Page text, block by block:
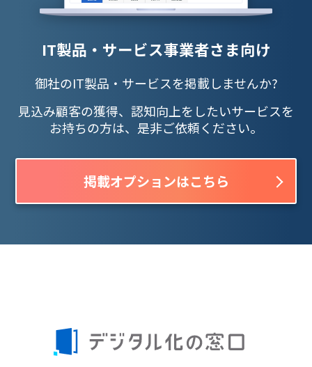
IT製品・サービス事業者さま向け
御社のIT製品・サービスを掲載しませんか?
見込み顧客の獲得、認知向上をしたいサービスを
お持ちの方は、是非ご依頼ください。
掲載オプションはこちら